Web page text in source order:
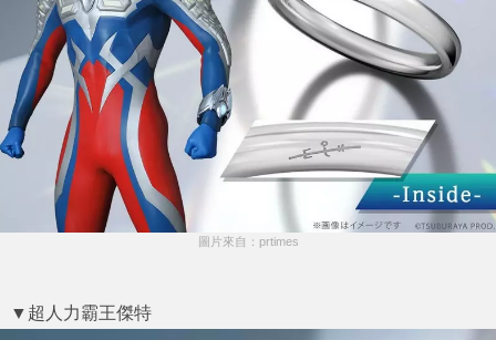
圖片來自：prtimes
▼超人力霸王傑特